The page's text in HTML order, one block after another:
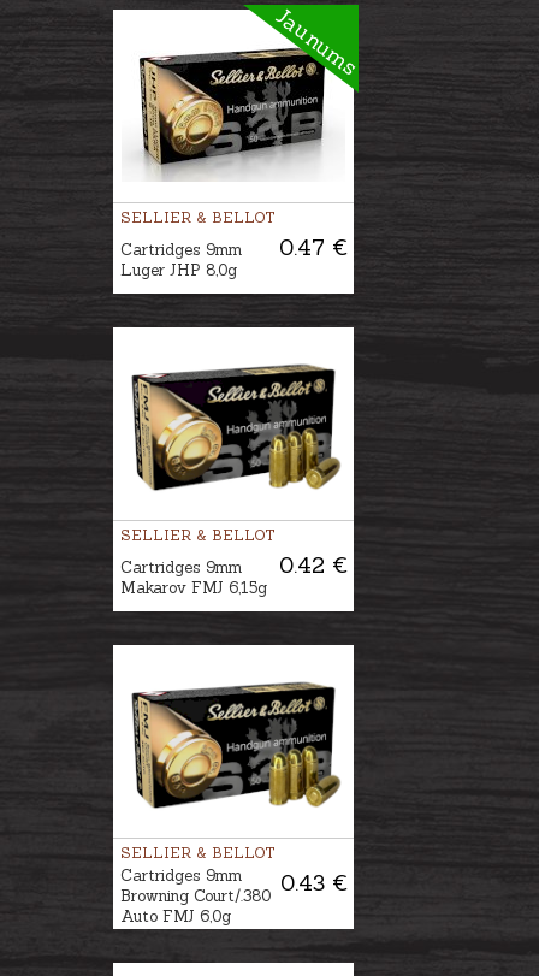
Jaunums
SELLIER & BELLOT
0.47 €
Cartridges 9mm
Luger JHP 8,0g
SELLIER & BELLOT
0.42 €
Cartridges 9mm
Makarov FMJ 6,15g
SELLIER & BELLOT
0.43 €
Cartridges 9mm
Browning Court/.380
Auto FMJ 6,0g